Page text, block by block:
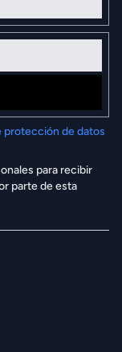
protección de datos
para recibir
parte de esta